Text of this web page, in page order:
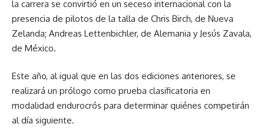
la carrera se convirtió en un seceso internacional con la
presencia de pilotos de la talla de Chris Birch, de Nueva
Zelanda; Andreas Lettenbichler, de Alemania y Jesús Zavala,
de México.
Este año, al igual que en las dos ediciones anteriores, se
realizará un prólogo como prueba clasificatoria en
modalidad endurocrós para determinar quiénes competirán
al día siguiente.